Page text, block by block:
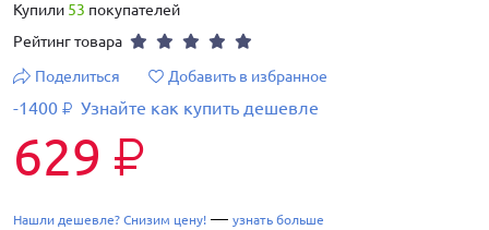
Купили 53 покупателей
Рейтинг товара
Поделиться
Добавить в избранное
-1400 ₽ Узнайте как купить дешевле
629 ₽
Нашли дешевле? Снизим цену! — узнать больше